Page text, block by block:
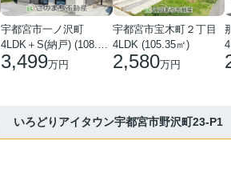
宇都宮市一ノ沢町
3,499万円
宇都宮市宝木町２丁目
4LDK (105.35㎡)
2,580万円
いろどりアイタウン宇都宮市野沢町23-P1